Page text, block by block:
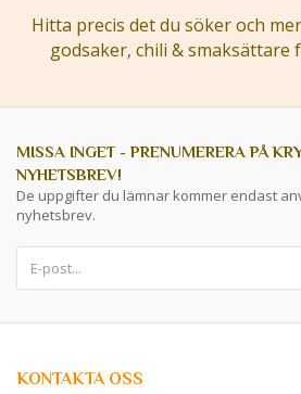
Hitta precis det du söker och
godsaker, chili & smaksättare
MISSA INGET - PRENUMERERA PÅ
NYHETSBREV!
De uppgifter du lämnar kommer endast
nyhetsbrev.
KONTAKTA OSS